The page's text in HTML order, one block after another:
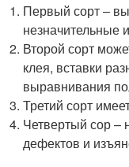
Первый сорт –
незначительные
Второй сорт
клея, вставки
выравнивания
Третий сорт
Четвертый сор –
дефектов и